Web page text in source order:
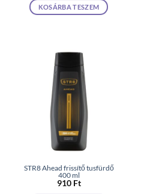
KOSÁRBA TESZEM
STR8 Ahead frissítő tusfürdő
400 ml
910 Ft